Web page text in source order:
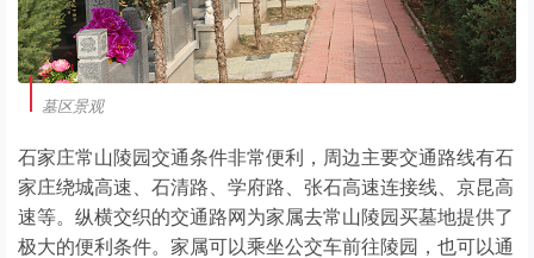
墓区景观
石家庄常山陵园交通条件非常便利，周边主要交通路线有石
家庄绕城高速、石清路、学府路、张石高速连接线、京昆高
速等。纵横交织的交通路网为家属去常山陵园买墓地提供了
极大的便利条件。家属可以乘坐公交车前往陵园，也可以通